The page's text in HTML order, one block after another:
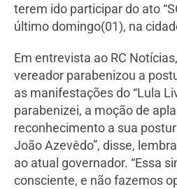
terem ido participar do ato
último domingo(01), na
Em entrevista ao RC
vereador parabenizou a
as manifestações do “Lula
parabenizei, a moção de
reconhecimento a sua
João Azevêdo”, disse,
ao atual governador. “Essa
consciente, e não fazemos